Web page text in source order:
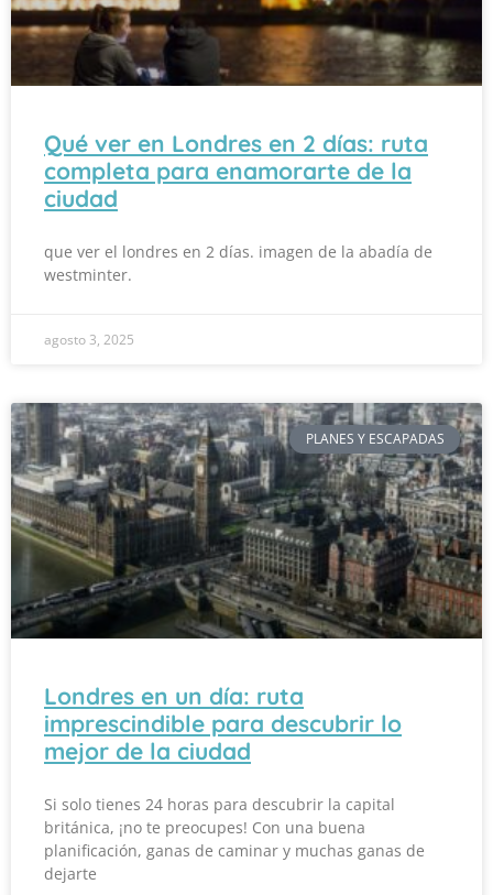
Qué ver en Londres en 2 días: ruta
completa para enamorarte de la
ciudad
que ver el londres en 2 días. imagen de la abadía de
westminter.
agosto 3, 2025
PLANES Y ESCAPADAS
Londres en un día: ruta
imprescindible para descubrir lo
mejor de la ciudad
Si solo tienes 24 horas para descubrir la capital
británica, ¡no te preocupes! Con una buena
planificación, ganas de caminar y muchas ganas de
dejarte